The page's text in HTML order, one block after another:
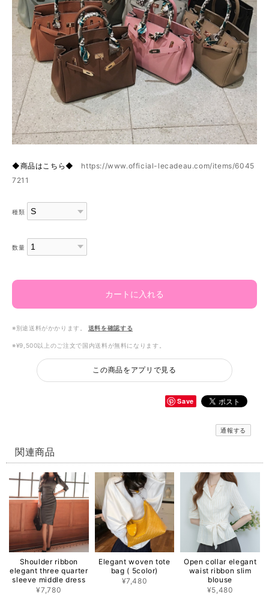
◆商品はこちら◆ https://www.official-lecadeau.com/items/6045
7211
種類
数量
カートに入れる
※別途送料がかかります。 送料を確認する
※¥9,500以上のご注文で国内送料が無料になります。
この商品をアプリで見る
Save
通報する
関連商品
Shoulder ribbon
elegant three quarter
sleeve middle dress
¥7,780
Elegant woven tote
bag ( 5color)
¥7,480
Open collar elegant
waist ribbon slim
blouse
¥5,480